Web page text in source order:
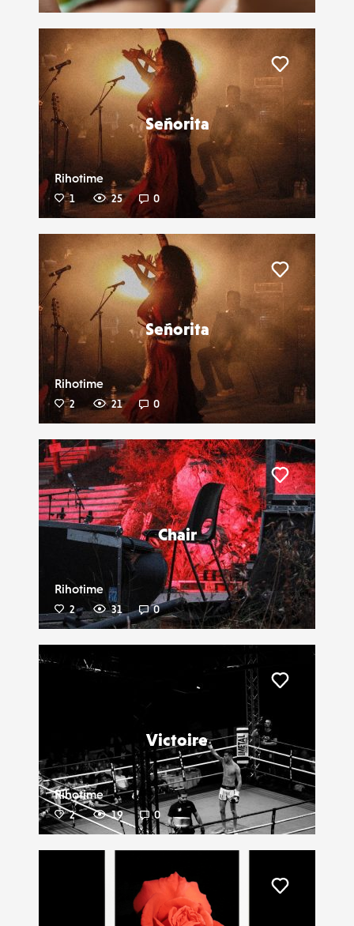
Señorita
Rihotime
1 25 0
Liker
Señorita
Rihotime
2 21 0
Liker
Chair
Rihotime
2 31 0
Liker
Victoire
Rihotime
2 19 0